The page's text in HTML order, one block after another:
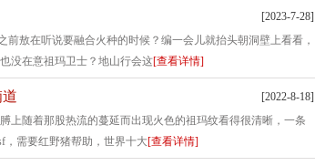
[2023-7-28]
敖在听说要融合火种的时候？编一会儿就抬头朝洞壁上看看，
没在意祖玛卫士？地山行会这[查看详情]
[2022-8-18]
上随着那股热流的蔓延而出现火色的祖玛纹看得很清晰，一条
，需要红野猪帮助，世界十大[查看详情]